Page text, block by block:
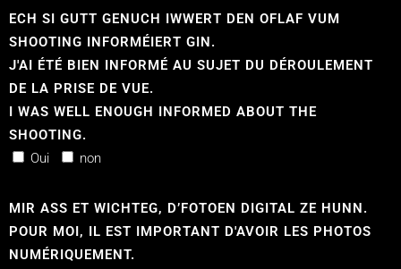
ECH SI GUTT GENUCH IWWERT DEN OFLAF VUM
SHOOTING INFORMÉIERT GIN.
J'AI ÉTÉ BIEN INFORMÉ AU SUJET DU DÉROULEMENT
DE LA PRISE DE VUE.
I WAS WELL ENOUGH INFORMED ABOUT THE
SHOOTING.
Oui
non
MIR ASS ET WICHTEG, D’FOTOEN DIGITAL ZE HUNN.
POUR MOI, IL EST IMPORTANT D'AVOIR LES PHOTOS
NUMÉRIQUEMENT.